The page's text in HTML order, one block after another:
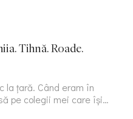
Tihnă. Roade.
la țară. Când eram în
pe colegii mei care își…